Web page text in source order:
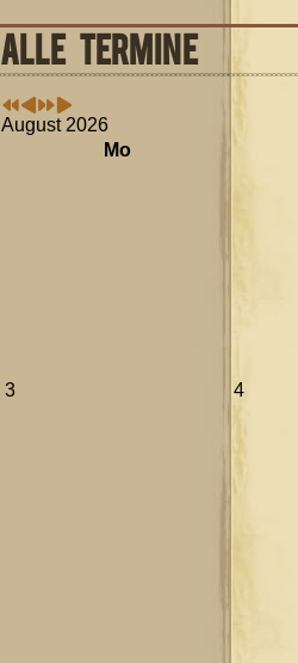
ALLE TERMINE
August 2026
Mo
3 4